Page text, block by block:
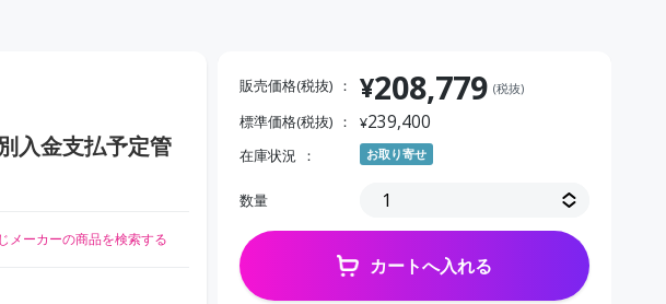
入金支払予定管
メーカーの商品を検索する
販売価格(税抜) ¥208,779 (税抜)
標準価格(税抜) ¥239,400
在庫状況 お取り寄せ
数量
カートへ入れる